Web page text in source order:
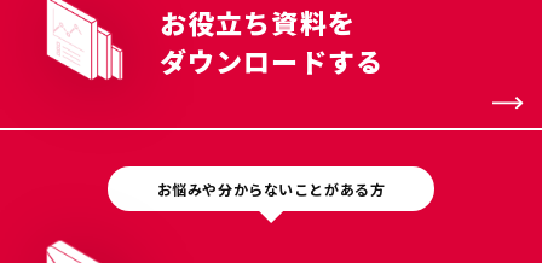
お役立ち資料を
ダウンロードする
お悩みや分からないことがある方